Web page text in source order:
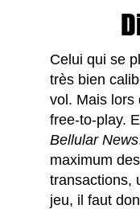
Celui qui se
très bien
vol. Mais
free-to-play.
Bellular News
maximum
transactions,
jeu, il faut